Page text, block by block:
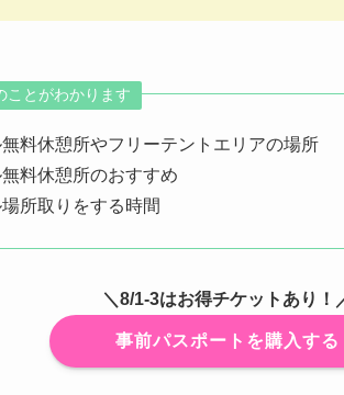
ことがわかります
料休憩所やフリーテントエリアの場所
料休憩所のおすすめ
所取りをする時間
＼8/1-3はお得チケットあり！
事前パスポートを購入する